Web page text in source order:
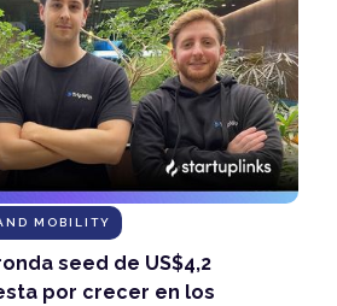
MOBILITY
seed de US$4,2
por crecer en los